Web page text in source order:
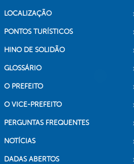
LOCALIZAÇÃO
PONTOS TURÍSTICOS
HINO DE SOLIDÃO
GLOSSÁRIO
O PREFEITO
O VICE-PREFEITO
PERGUNTAS FREQUENTES
NOTÍCIAS
DADAS ABERTOS